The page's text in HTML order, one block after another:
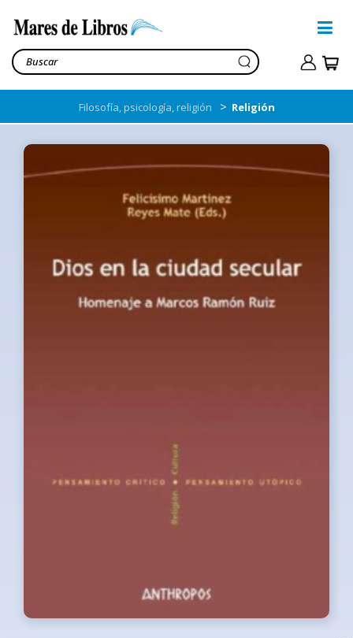
Filosofía, psicología, religión > Religión